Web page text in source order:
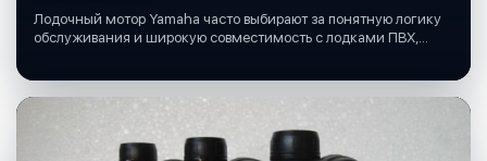
Лодочный мотор Yamaha часто выбирают за понятную логику
обслуживания и широкую совместимость с лодками ПВХ,